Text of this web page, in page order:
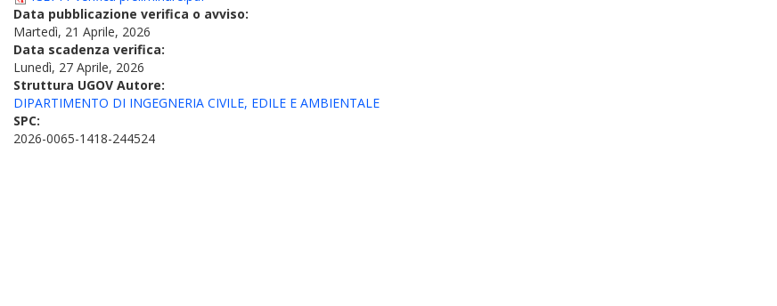
Data pubblicazione verifica o avviso:
Martedì, 21 Aprile, 2026
Data scadenza verifica:
Lunedì, 27 Aprile, 2026
Struttura UGOV Autore:
DIPARTIMENTO DI INGEGNERIA CIVILE, EDILE E AMBIENTALE
SPC:
2026-0065-1418-244524